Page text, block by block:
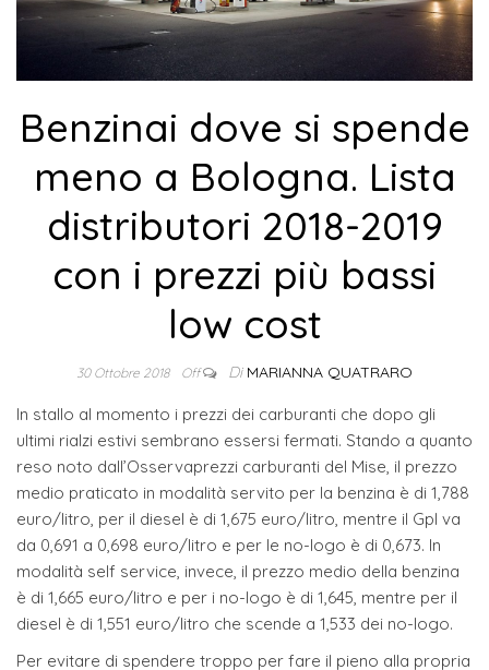
Benzinai dove si spende
meno a Bologna. Lista
distributori 2018-2019
con i prezzi più bassi
low cost
30 Ottobre 2018 Off Di MARIANNA QUATRARO
In stallo al momento i prezzi dei carburanti che dopo gli
ultimi rialzi estivi sembrano essersi fermati. Stando a quanto
reso noto dall’Osservaprezzi carburanti del Mise, il prezzo
medio praticato in modalità servito per la benzina è di 1,788
euro/litro, per il diesel è di 1,675 euro/litro, mentre il Gpl va
da 0,691 a 0,698 euro/litro e per le no-logo è di 0,673. In
modalità self service, invece, il prezzo medio della benzina
è di 1,665 euro/litro e per i no-logo è di 1,645, mentre per il
diesel è di 1,551 euro/litro che scende a 1,533 dei no-logo.
Per evitare di spendere troppo per fare il pieno alla propria